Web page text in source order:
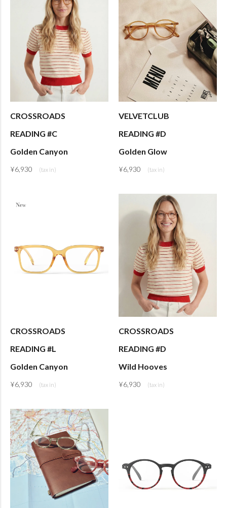
CROSSROADS
READING #C
Golden Canyon
¥6,930
VELVETCLUB
READING #D
Golden Glow
¥6,930
CROSSROADS
READING #L
Golden Canyon
¥6,930
CROSSROADS
READING #D
Wild Hooves
¥6,930